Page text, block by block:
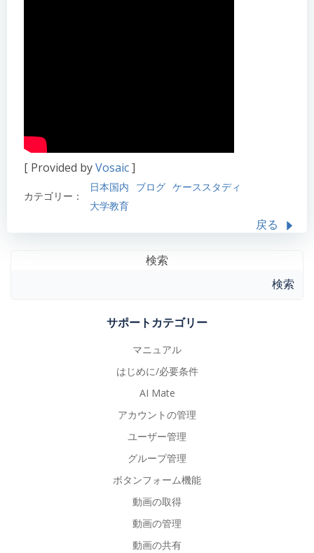
[ Provided byVosaic]
カテゴリー：
日本国内 ブログ ケーススタディ
大学教育
戻る
検索
検索
サポートカテゴリー
マニュアル
はじめに/必要条件
AI Mate
アカウントの管理
ユーザー管理
グループ管理
ボタンフォーム機能
動画の取得
動画の管理
動画の共有